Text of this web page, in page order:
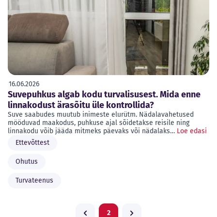
16.06.2026
Suvepuhkus algab kodu turvalisusest. Mida enne
linnakodust ärasõitu üle kontrollida?
Suve saabudes muutub inimeste elurütm. Nädalavahetused
mööduvad maakodus, puhkuse ajal sõidetakse reisile ning
linnakodu võib jääda mitmeks päevaks või nädalaks… Loe edasi
Ettevõttest
Ohutus
Turvateenus
2